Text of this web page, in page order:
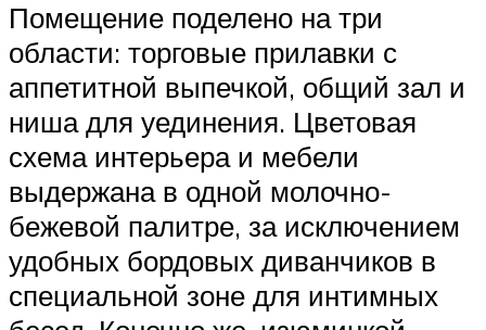
Помещение поделено на три
области: торговые прилавки с
аппетитной выпечкой, общий зал и
ниша для уединения. Цветовая
схема интерьера и мебели
выдержана в одной молочно-
бежевой палитре, за исключением
удобных бордовых диванчиков в
специальной зоне для интимных